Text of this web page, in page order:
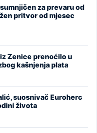
za prevaru od
pritvor od mjesec
Zenice prenoćilo u
kašnjenja plata
suosnivač Euroherc
života